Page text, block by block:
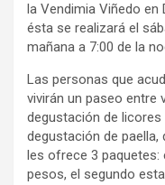
la Vendimia Viñedo
ésta se realizará el
mañana a 7:00 de la
Las personas que
vivirán un paseo entre
degustación de licores
degustación de
les ofrece 3
pesos, el segundo